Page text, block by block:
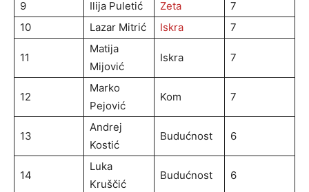
9 Ilija Puletić Zeta
7
10
Lazar Mitrić Iskra 7
11
Matija
Mijović
Iskra 7
12
Marko
Pejović
Kom 7
13
Andrej
Kostić
Budućnost 6
14
Luka
Kruščić
Budućnost 6